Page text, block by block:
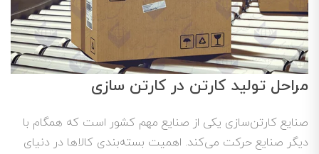
مراحل تولید کارتن در کارتن سازی
صنایع کارتن‌سازی یکی از صنایع مهم کشور است که همگام با
دیگر صنایع حرکت می‌کند. اهمیت بسته‌بندی کالاها در دنیای